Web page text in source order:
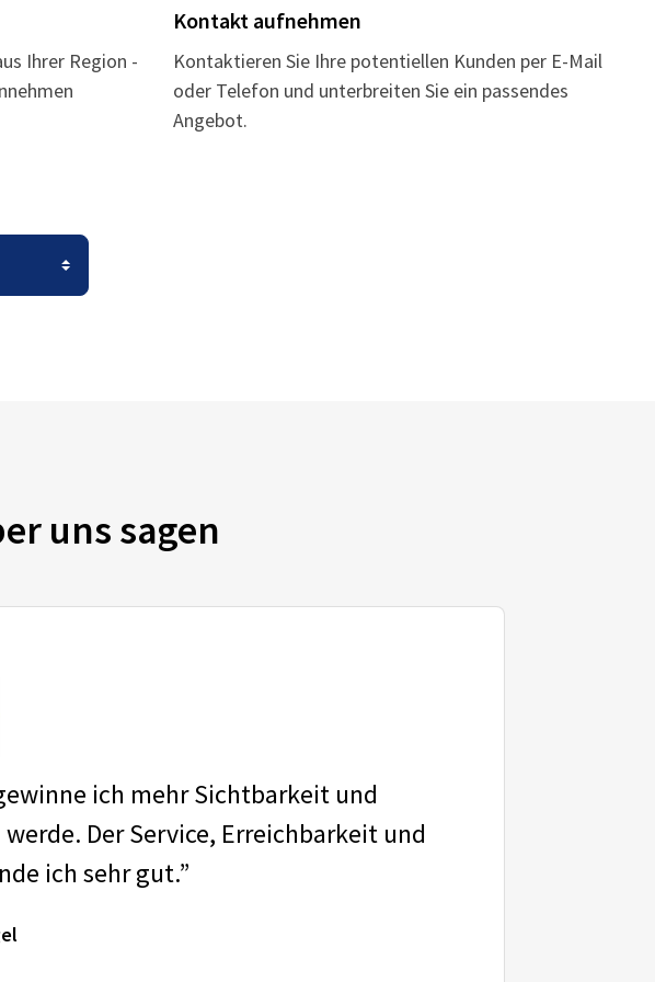
Ihrer Region -
Kontakt aufnehmen
Kontaktieren Sie Ihre potentiellen Kunden per E-Mail
oder Telefon und unterbreiten Sie ein passendes
Angebot.
uns sagen
ich mehr Sichtbarkeit und
Der Service, Erreichbarkeit und
ich sehr gut.”